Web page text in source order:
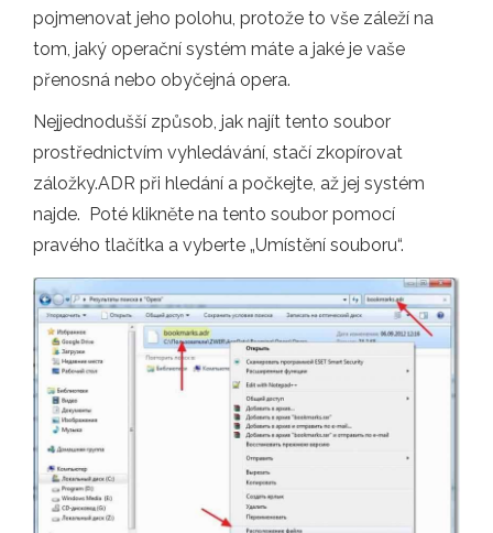
pojmenovat jeho polohu, protože to vše záleží na
tom, jaký operační systém máte a jaké je vaše
přenosná nebo obyčejná opera.
Nejjednodušší způsob, jak najít tento soubor
prostřednictvím vyhledávání, stačí zkopírovat
záložky.ADR při hledání a počkejte, až jej systém
najde. Poté klikněte na tento soubor pomocí
pravého tlačítka a vyberte „Umístění souboru“.